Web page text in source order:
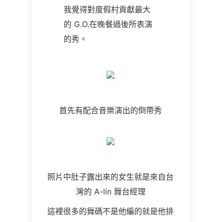
我覺得對度假村貢獻最大
的 G.O.在晚餐過後所表演
的秀。
首先有配合音樂演出的倒帶秀
照片中肚子露出來的女生就是來自台
灣的 A-lin 舞台經理
這裡很多的舞碼不是他編的就是他排